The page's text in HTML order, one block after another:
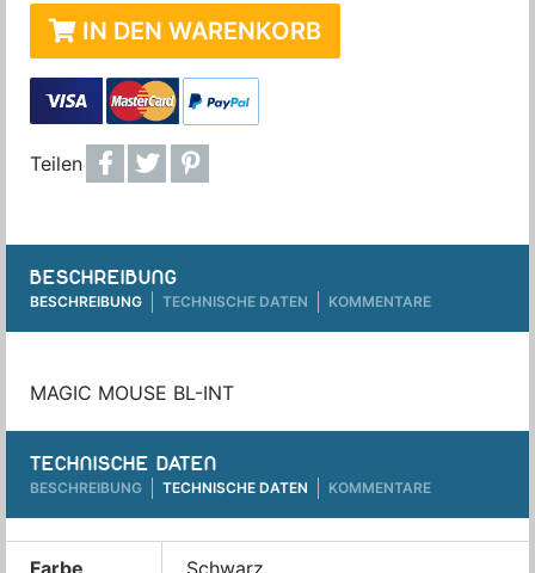
IN DEN WARENKORB
Teilen
BESCHREIBUNG
BESCHREIBUNG TECHNISCHE DATEN KOMMENTARE
MAGIC MOUSE BL-INT
TECHNISCHE DATEN
BESCHREIBUNG TECHNISCHE DATEN KOMMENTARE
Farbe Schwarz